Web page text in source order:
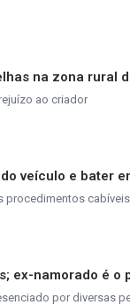
na zona rural
ao criador
veículo e bater
ex-namorado é o
por diversas